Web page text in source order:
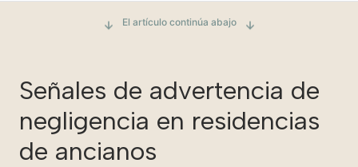
El artículo continúa abajo
Señales de advertencia de
negligencia en residencias
de ancianos